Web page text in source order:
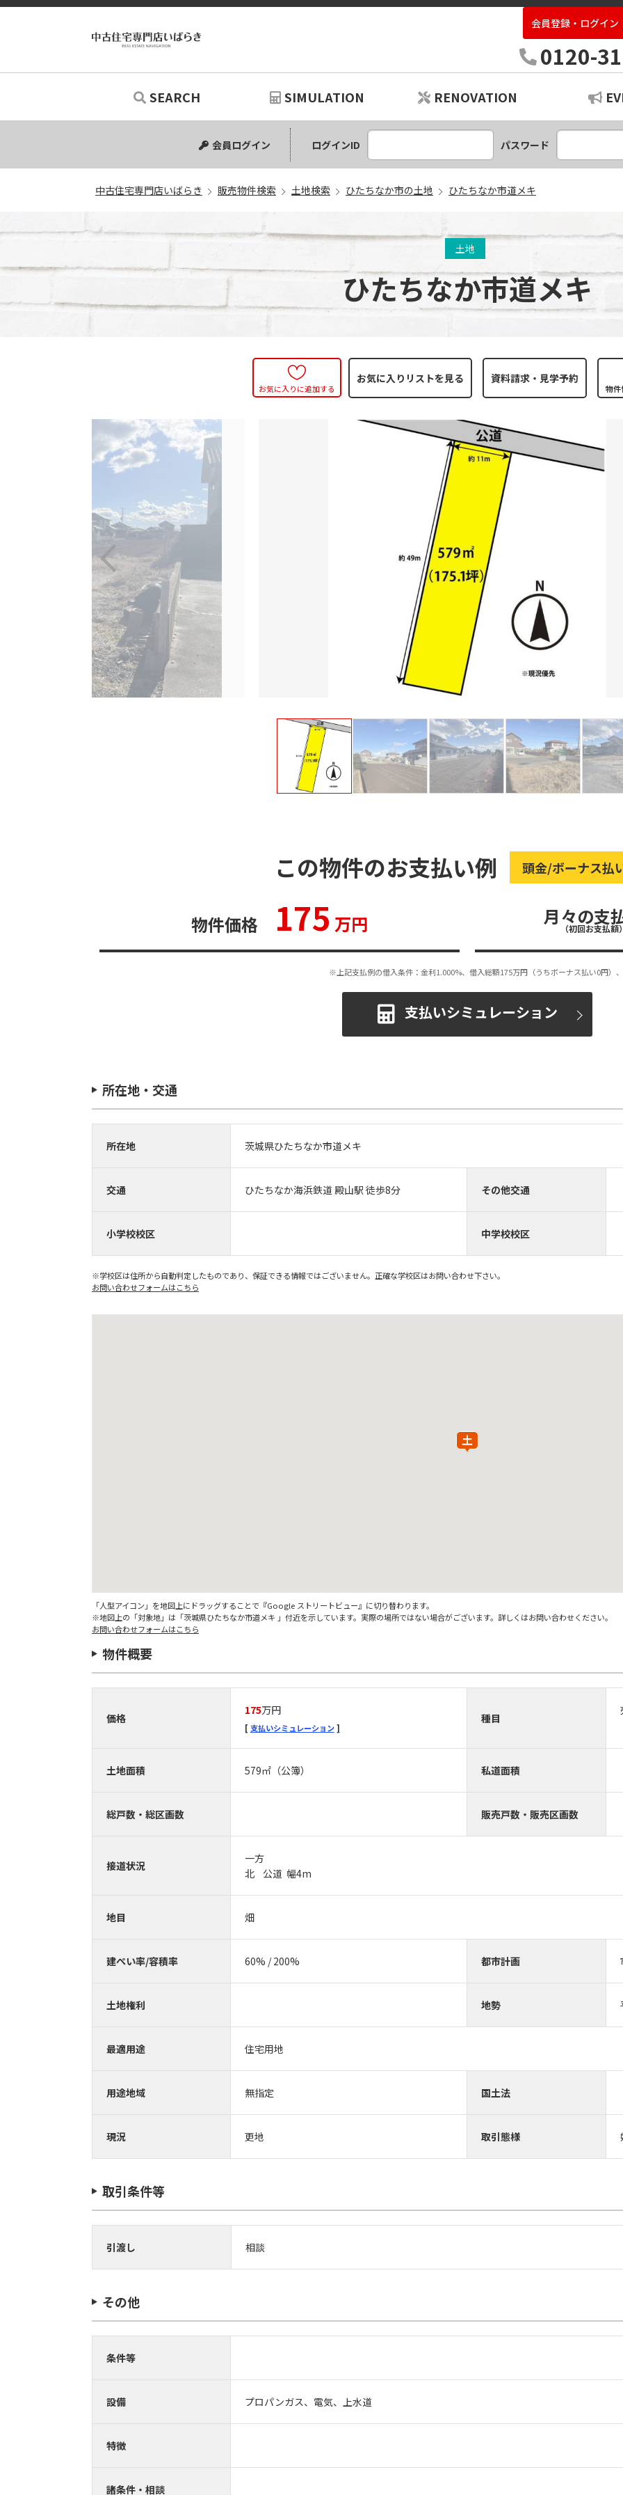
会員登録・ログイン
0120-
SEARCH
中古一戸建て
中古マンション
土地
新築一戸建て
SIMULATION
シミュレーション
リノベーションプラン
RENOVATION
会員ログイン ログインID パスワード
中古住宅専門店いばらき 販売物件検索 土地検索 ひたちなか市の土地 ひたちなか市道メキ
土地
ひたちなか市道メキ
お気に入りに追加する
お気に入りリストを見る
物件
この物件のお支払い例 頭金/ボーナス払
物件価格 175 万円 月々の支
（初回お支払額
※上記支払例の借入条件：金利1.000%、借入総額175万円（うちボーナス払い0円）
支払いシミュレーション
所在地・交通
所在地 茨城県ひたちなか市道メキ
交通 ひたちなか海浜鉄道 殿山駅 徒歩8分 その他交通
小学校校区 中学校校区
※学校区は住所から自動判定したものであり、保証できる情報ではございません。正確な学校区はお問い合わせ下さい。
お問い合わせフォームはこちら
「人型アイコン」を地図上にドラッグすることで『Google ストリートビュー』に切り替わります。
※地図上の「対象地」は「茨城県ひたちなか市道メキ 」付近を示しています。実際の場所ではない場合がございます。詳しくはお問い合わせください。
お問い合わせフォームはこちら
物件概要
価格
175万円
支払いシミュレーション
種目
土地面積 579㎡（公簿） 私道面積
総戸数・総区画数 販売戸数・販売区画数
接道状況
一方
北 公道 幅4m
地目 畑
建ぺい率/容積率 60% / 200% 都市計画
土地権利 地勢
最適用途 住宅用地
用途地域 無指定 国土法
現況 更地 取引態様
取引条件等
引渡し 相談
その他
条件等
設備 プロパンガス、電気、上水道
特徴
諸条件・相談